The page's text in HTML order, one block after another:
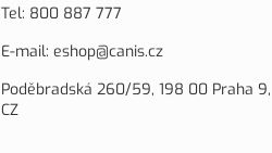
Tel: 800 887 777
E-mail: eshop@canis.cz
Poděbradská 260/59, 198 00 Praha 9,
CZ